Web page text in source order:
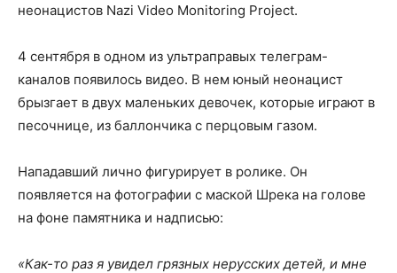
неонацистов Nazi Video Monitoring Project.
4 сентября в одном из ультраправых телеграм-
каналов появилось видео. В нем юный неонацист
брызгает в двух маленьких девочек, которые играют в
песочнице, из баллончика с перцовым газом.
Нападавший лично фигурирует в ролике. Он
появляется на фотографии с маской Шрека на голове
на фоне памятника и надписью:
«Как-то раз я увидел грязных нерусских детей, и мне